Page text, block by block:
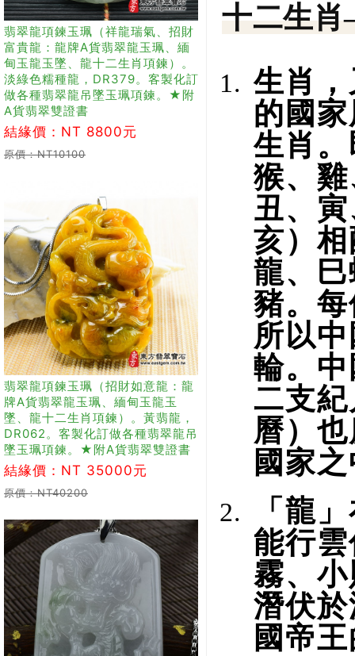
翡翠龍項鍊玉珮（祥龍瑞氣、招財
富貴龍：龍牌A貨翡翠龍玉珮、緬
甸玉龍玉墜、龍十二生肖項鍊）。
淡綠色糯種龍，DR379。客製化訂
做各種翡翠龍吊墜玉珮項鍊。★附
A貨翡翠雙證書
結緣價：NT 8800元
原價：NT10100
翡翠龍項鍊玉珮（招財如意龍：龍
牌A貨翡翠龍玉珮、緬甸玉龍玉
墜、龍十二生肖項鍊）。黃翡龍，
DR062。客製化訂做各種翡翠龍吊
墜玉珮項鍊。★附A貨翡翠雙證書
結緣價：NT 35000元
原價：NT40200
十二生肖
生肖
的國
生肖
猴、
丑、
亥）
龍、
豬。
所以
輪。
二支
曆）
國家
「龍
能行
霧、
潛伏
國帝